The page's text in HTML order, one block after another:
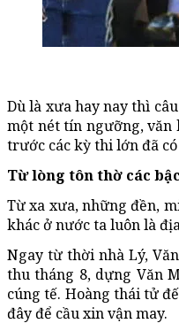
Dù là xưa hay nay thì
một nét tín ngưỡng, văn
trước các kỳ thi lớn đã
Từ lòng tôn thờ các
Từ xa xưa, những đền,
khác ở nước ta luôn là
Ngay từ thời nhà Lý,
thu tháng 8, dựng Văn
cúng tế. Hoàng thái tử
đây để cầu xin vận may.